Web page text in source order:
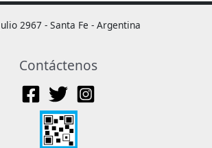
2967 - Santa Fe - Argentina
Contáctenos